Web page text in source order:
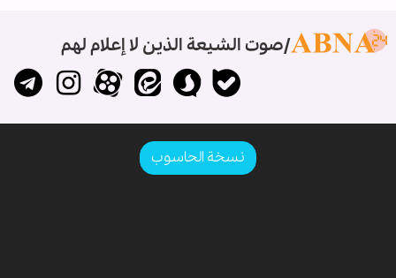
صوت الشيعة الذين لا إعلام لهم
نسخة الحاسوب